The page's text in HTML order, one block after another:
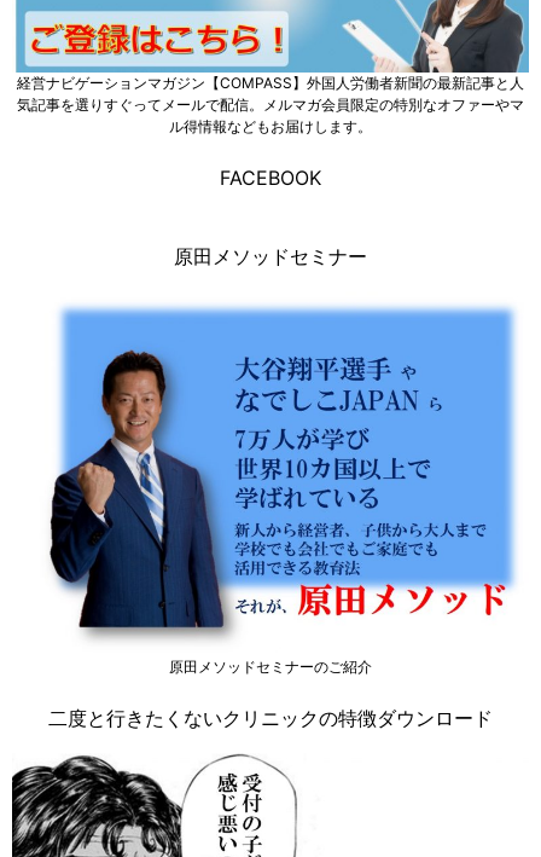
経営ナビゲーションマガジン【COMPASS】外国人労働者新聞の最新記事と人
気記事を選りすぐってメールで配信。メルマガ会員限定の特別なオファーやマ
ル得情報などもお届けします。
FACEBOOK
原田メソッドセミナー
原田メソッドセミナーのご紹介
二度と行きたくないクリニックの特徴ダウンロード